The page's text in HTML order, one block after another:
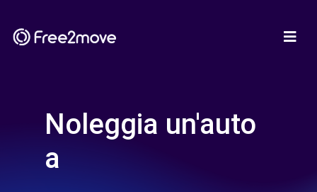
Noleggia un'auto
a